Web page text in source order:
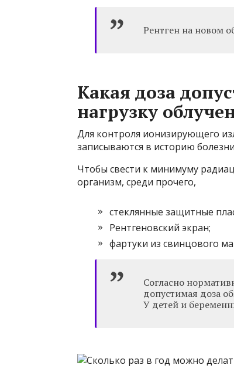
Рентген на новом
Какая доза
нагрузку
Для контроля ионизирующего
записываются в историю
Чтобы свести к минимуму
организм, среди прочего,
стеклянные защитные
Рентгеновский экран;
фартуки из свинцового
Согласно
допустимая доза
У детей и